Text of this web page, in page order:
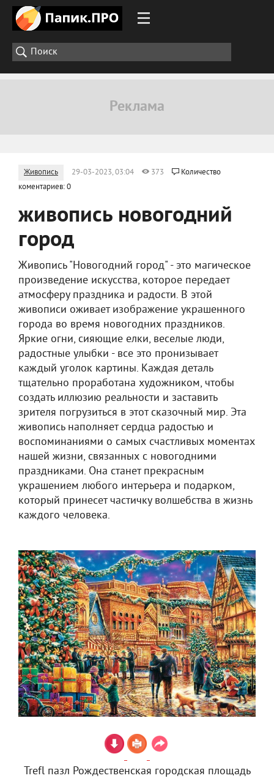
Живопись 29-03-2023, 03:04 373
Количество
коментариев: 0
живопись новогодний
город
Живопись "Новогодний город" - это магическое
произведение искусства, которое передает
атмосферу праздника и радости. В этой
живописи оживает изображение украшенного
города во время новогодних праздников.
Яркие огни, сияющие елки, веселые люди,
радостные улыбки - все это пронизывает
каждый уголок картины. Каждая деталь
тщательно проработана художником, чтобы
создать иллюзию реальности и заставить
зрителя погрузиться в этот сказочный мир. Эта
живопись наполняет сердца радостью и
воспоминаниями о самых счастливых моментах
нашей жизни, связанных с новогодними
праздниками. Она станет прекрасным
украшением любого интерьера и подарком,
который принесет частичку волшебства в жизнь
каждого человека.
Trefl пазл Рождественская городская площадь